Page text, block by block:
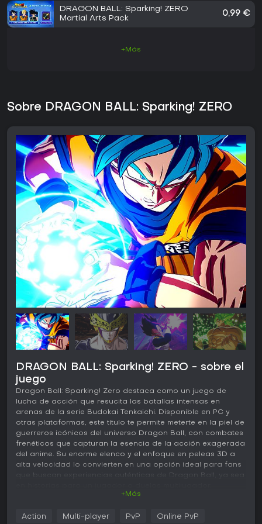
DRAGON BALL: Sparking! ZERO
Martial Arts Pack
0,99 €
+Más
Sobre DRAGON BALL: Sparking! ZERO
DRAGON BALL: Sparking! ZERO - sobre el
juego
Dragon Ball: Sparking! Zero destaca como un juego de
lucha de acción que resucita las batallas intensas en
arenas de la serie Budokai Tenkaichi. Disponible en PC y
otras plataformas, este título te permite meterte en la piel de
guerreros icónicos del universo Dragon Ball, con combates
frenéticos que capturan la esencia de la acción exagerada
del anime. Su enorme elenco y el enfoque en peleas 3D a
alta velocidad lo convierten en una opción ideal para fans
que buscan experiencias auténticas de Dragon Ball, ya sea
En Dragon Ball: Sparking! Zero, el núcleo del juego gira en
+Más
Action Multi-player PvP Online PvP